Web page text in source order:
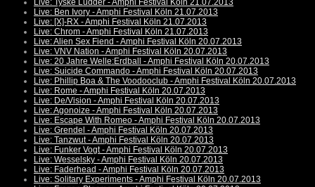
Live: Tyske Ludder - Amphi Festival Köln 21.07.2013
Live: Ben Ivory - Amphi Festival Köln 21.07.2013
Live: [X]-RX - Amphi Festival Köln 21.07.2013
Live: Chrom - Amphi Festival Köln 21.07.2013
Live: Alien Sex Fiend - Amphi Festival Köln 20.07.2013
Live: VNV Nation - Amphi Festival Köln 20.07.2013
Live: 20 Jahre Welle:Erdball - Amphi Festival Köln 20.07.2013
Live: Suicide Commando - Amphi Festival Köln 20.07.2013
Live: Phillip Boa & The Voodooclub - Amphi Festival Köln 20.07.2013
Live: Rome - Amphi Festival Köln 20.07.2013
Live: De/Vision - Amphi Festival Köln 20.07.2013
Live: Agonoize - Amphi Festival Köln 20.07.2013
Live: Escape With Romeo - Amphi Festival Köln 20.07.2013
Live: Grendel - Amphi Festival Köln 20.07.2013
Live: Tanzwut - Amphi Festival Köln 20.07.2013
Live: Funker Vogt - Amphi Festival Köln 20.07.2013
Live: Wesselsky - Amphi Festival Köln 20.07.2013
Live: Faderhead - Amphi Festival Köln 20.07.2013
Live: Solitary Experiments - Amphi Festival Köln 20.07.2013